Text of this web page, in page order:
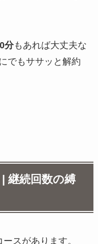
分もあれば大丈夫な
でもササッと解約
継続回数の縛
スがあります。